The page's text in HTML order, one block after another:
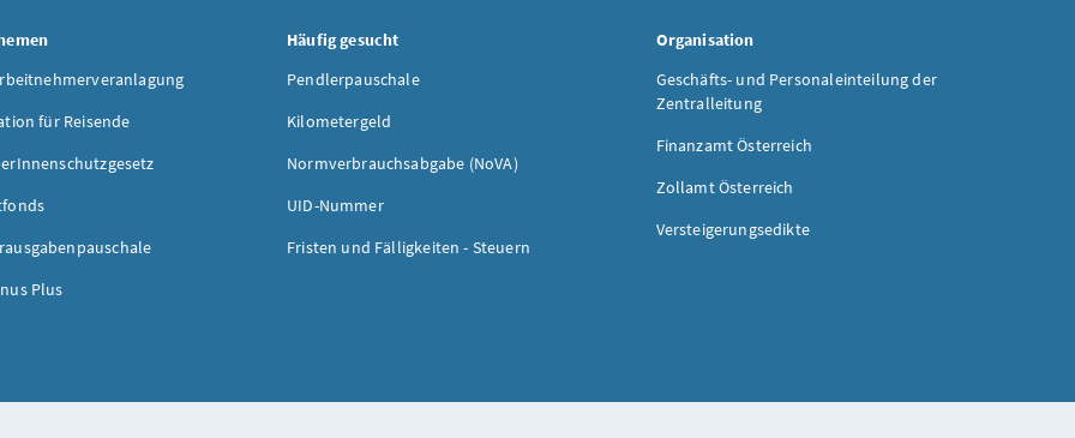
für Reisende
Plus
Häufig gesucht
Pendlerpauschale
Kilometergeld
Normverbrauchsabgabe (NoVA)
UID-Nummer
Fristen und Fälligkeiten - Steuern
Organisation
Geschäfts- und Personaleinteilung der
Zentralleitung
Finanzamt Österreich
Zollamt Österreich
Versteigerungsedikte